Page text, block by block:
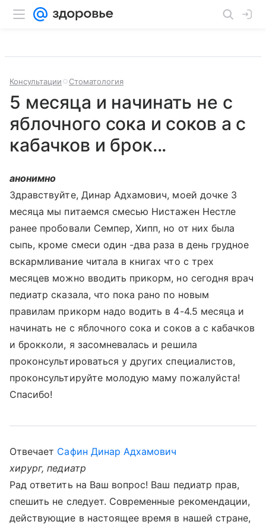
Консультации Стоматология
5 месяца и начинать не с
яблочного сока и соков а с
кабачков и брок...
анонимно
Здравствуйте, Динар Адхамович, моей дочке 3
месяца мы питаемся смесью Нистажен Нестле
ранее пробовали Семпер, Хипп, но от них была
сыпь, кроме смеси один -два раза в день грудное
вскармливание читала в книгах что с трех
месяцев можно вводить прикорм, но сегодня врач
педиатр сказала, что пока рано по новым
правилам прикорм надо водить в 4-4.5 месяца и
начинать не с яблочного сока и соков а с кабачков
и брокколи, я засомневалась и решила
проконсультироваться у других специалистов,
проконсультируйте молодую маму пожалуйста!
Спасибо!
Отвечает Сафин Динар Адхамович
хирург, педиатр
Рад ответить на Ваш вопрос! Ваш педиатр прав,
спешить не следует. Современные рекомендации,
действующие в настоящее время в нашей стране,